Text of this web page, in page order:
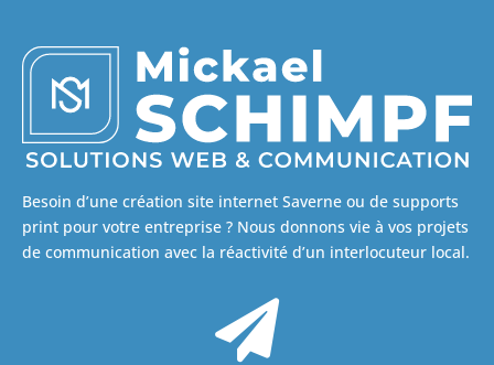
Besoin d’une création site internet Saverne ou de supports
print pour votre entreprise ? Nous donnons vie à vos projets
de communication avec la réactivité d’un interlocuteur local.
